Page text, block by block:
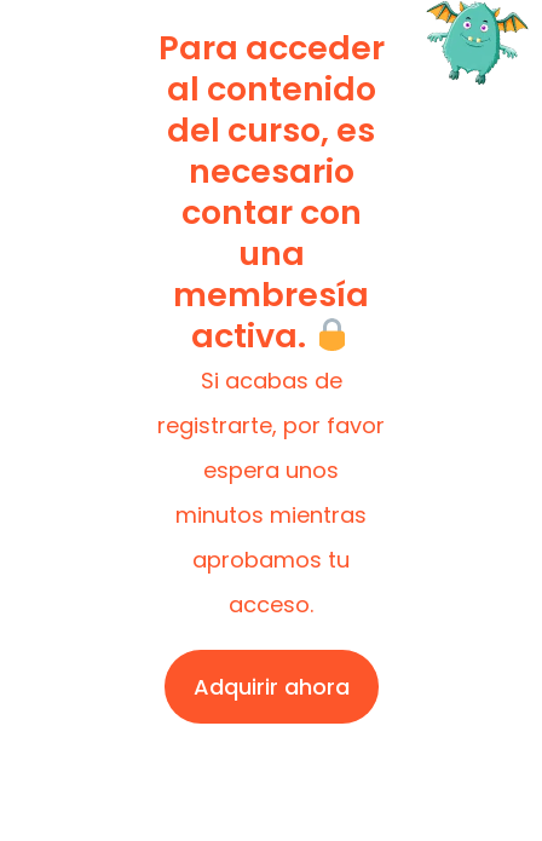
Para acceder
al contenido
del curso, es
necesario
contar con
una
membresía
activa.
Si acabas de
registrarte, por favor
espera unos
minutos mientras
aprobamos tu
acceso.
Adquirir ahora